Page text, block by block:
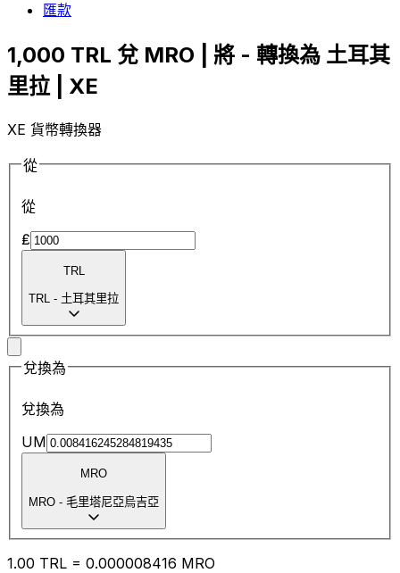
匯款
1,000 TRL 兌 MRO | 將 - 轉換為 土耳其
里拉 | XE
XE 貨幣轉換器
從
從
₤
TRL
TRL - 土耳其里拉
兌換為
兌換為
UM
MRO
MRO - 毛里塔尼亞烏吉亞
1.00 TRL = 0.000008416 MRO